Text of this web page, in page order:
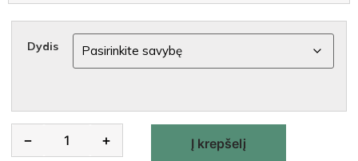
Dydis
− + Į krepšelį